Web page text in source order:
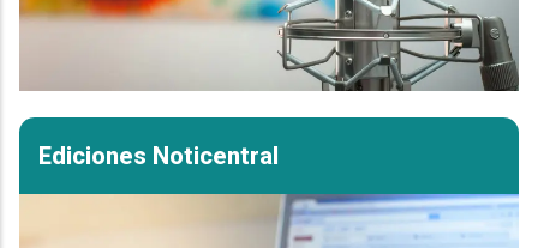
Ediciones Noticentral